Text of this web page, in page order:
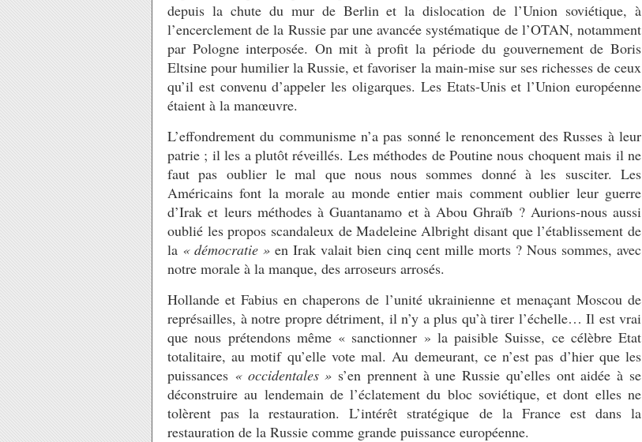
depuis la chute du mur de Berlin et la dislocation de l’Union soviétique, à
l’encerclement de la Russie par une avancée systématique de l’OTAN, notamment
par Pologne interposée. On mit à profit la période du gouvernement de Boris
Eltsine pour humilier la Russie, et favoriser la main-mise sur ses richesses de ceux
qu’il est convenu d’appeler les oligarques. Les Etats-Unis et l’Union européenne
étaient à la manœuvre.
L’effondrement du communisme n’a pas sonné le renoncement des Russes à leur
patrie ; il les a plutôt réveillés. Les méthodes de Poutine nous choquent mais il ne
faut pas oublier le mal que nous nous sommes donné à les susciter. Les
Américains font la morale au monde entier mais comment oublier leur guerre
d’Irak et leurs méthodes à Guantanamo et à Abou Ghraïb ? Aurions-nous aussi
oublié les propos scandaleux de Madeleine Albright disant que l’établissement de
la « démocratie » en Irak valait bien cinq cent mille morts ? Nous sommes, avec
notre morale à la manque, des arroseurs arrosés.
Hollande et Fabius en chaperons de l’unité ukrainienne et menaçant Moscou de
représailles, à notre propre détriment, il n’y a plus qu’à tirer l’échelle… Il est vrai
que nous prétendons même « sanctionner » la paisible Suisse, ce célèbre Etat
totalitaire, au motif qu’elle vote mal. Au demeurant, ce n’est pas d’hier que les
puissances « occidentales » s’en prennent à une Russie qu’elles ont aidée à se
déconstruire au lendemain de l’éclatement du bloc soviétique, et dont elles ne
tolèrent pas la restauration. L’intérêt stratégique de la France est dans la
restauration de la Russie comme grande puissance européenne.